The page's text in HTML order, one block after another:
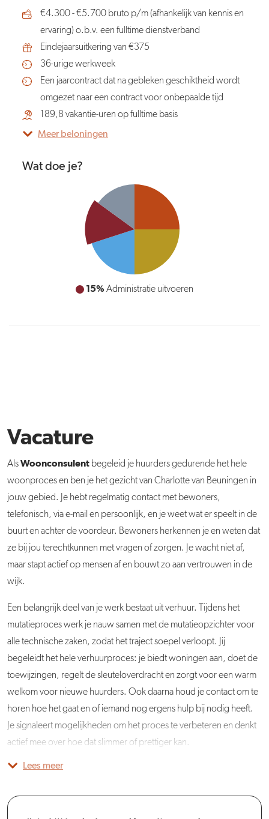
€4.300 - €5.700 bruto p/m (afhankelijk van kennis en
ervaring) o.b.v. een fulltime dienstverband
Eindejaarsuitkering van €375
36-urige werkweek
Een jaarcontract dat na gebleken geschiktheid wordt
omgezet naar een contract voor onbepaalde tijd
189,8 vakantie-uren op fulltime basis
Meer beloningen
Wat doe je?
Inzet bij nieuwbouw en verduurzamingsprojecten
Vacature
AlsWoonconsulent begeleid je huurders gedurende het hele
woonproces en ben je het gezicht van Charlotte van Beuningen in
jouw gebied. Je hebt regelmatig contact met bewoners,
telefonisch, via e-mail en persoonlijk, en je weet wat er speelt in de
buurt en achter de voordeur. Bewoners herkennen je en weten dat
ze bij jou terechtkunnen met vragen of zorgen. Je wacht niet af,
maar stapt actief op mensen af en bouwt zo aan vertrouwen in de
wijk.
Een belangrijk deel van je werk bestaat uit verhuur. Tijdens het
mutatieproces werk je nauw samen met de mutatieopzichter voor
alle technische zaken, zodat het traject soepel verloopt. Jij
begeleidt het hele verhuurproces: je biedt woningen aan, doet de
toewijzingen, regelt de sleuteloverdracht en zorgt voor een warm
welkom voor nieuwe huurders. Ook daarna houd je contact om te
horen hoe het gaat en of iemand nog ergens hulp bij nodig heeft.
Je signaleert mogelijkheden om het proces te verbeteren en denkt
actief mee over hoe dat slimmer of prettiger kan.
Je bent veel in de buurt te vinden. Je signaleert wat er speelt, ziet
Participatie hierin en pakt die samen met bewoners en partners op.
Naast het dagelijkse werk in de buurt speel je ook een rol in de
verduurzamingsprojecten komen er meerdere
Je bent daarnaast aanspreekpunt voor bewoners met specifieke
schakelt tijdig partners in. Omdat je zichtbaar aanwezig bent in de
Om je werk goed te kunnen doen, leg je afspraken en acties
Woonconsulent en andere collega’s altijd goed kunnen aansluiten
Iedere Woonconsulent heeft een eigen gebied, maar je staat er
denken. Je komt terecht in een betrokken en enthousiast team,
Lees meer